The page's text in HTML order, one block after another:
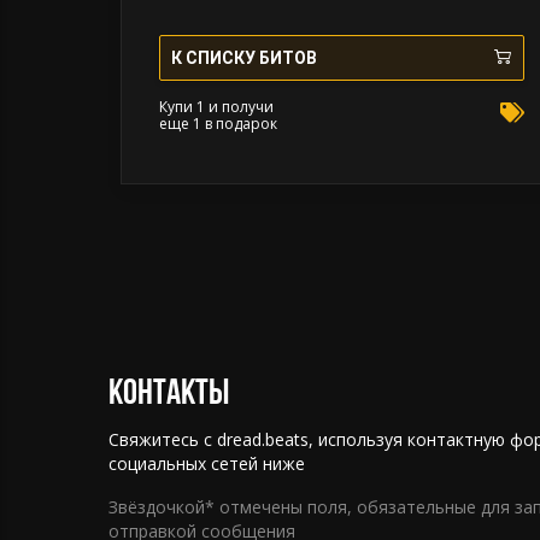
(prod. by dread beats).
- Тираж Песни не более 2000 копий. - 100000
Онлайн Аудио стримов (Apple Music, Spotify).
К СПИСКУ БИТОВ
Купи 1 и получи
еще 1 в подарок
Контакты
Свяжитесь с dread.beats, используя контактную
социальных сетей ниже
Звёздочкой* отмечены поля, обязательные для
отправкой сообщения